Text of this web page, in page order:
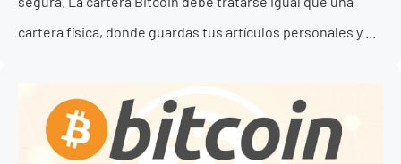
cartera física, donde guardas tus artículos personales y ...